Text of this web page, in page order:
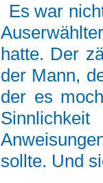
Es war
hatte. Der
der Mann,
der es
sollte. Und